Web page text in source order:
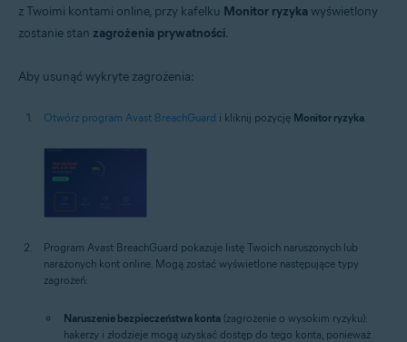
z Twoimi kontami online, przy kafelku Monitor ryzykawyświetlony
zostanie stan zagrożenia prywatności.
Aby usunąć wykryte zagrożenia:
Otwórz program Avast BreachGuard i kliknij pozycję Monitor ryzyka.
Program Avast BreachGuard pokazuje listę Twoich naruszonych lub
narażonych kont online. Mogą zostać wyświetlone następujące typy
zagrożeń:
Naruszenie bezpieczeństwa konta (zagrożenie o wysokim ryzyku):
hakerzy i złodzieje mogą uzyskać dostęp do tego konta, ponieważ